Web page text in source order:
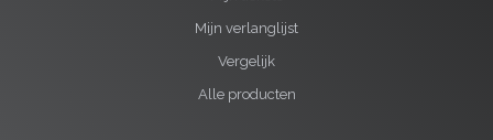
Mijn verlanglijst
Vergelijk
Alle producten